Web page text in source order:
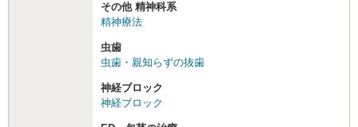
その他 精神科系
精神療法
虫歯
虫歯・親知らずの抜歯
神経ブロック
神経ブロック